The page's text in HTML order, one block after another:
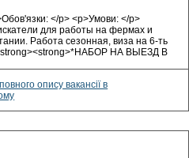
</p> <p>Умови: </p>
для работы на фермах и
Работа сезонная, виза на 6-ть
НА ВЫЕЗД В
опису вакансії в